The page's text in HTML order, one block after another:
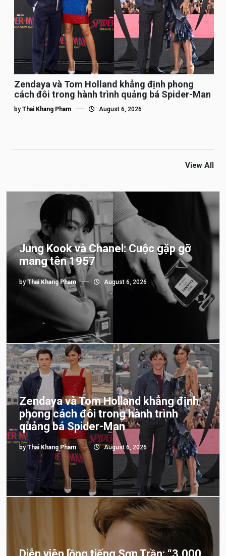
Zendaya và Tom Holland khẳng định phong
cách đôi trong hành trình quảng bá Spider-Man
by Thai Khang Pham August 6, 2026
View All
Jung Kook và Chanel: Cuộc gặp gỡ
mang tên 1957
byThai Khang Pham August 6, 2026
Zendaya và Tom Holland khẳng định
phong cách đôi trong hành trình
quảng bá Spider-Man
by Thai Khang Pham August 6, 2026